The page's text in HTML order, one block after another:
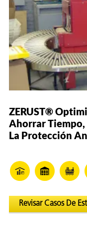
ZERUST®
Ahorrar
La Protección
Revisar Casos De